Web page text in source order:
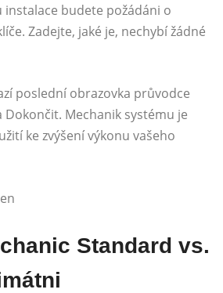
instalace budete požádáni o
Zadejte, jaké je, nechybí žádné
poslední obrazovka průvodce
Dokončit. Mechanik systému je
ke zvýšení výkonu vašeho
Standard vs.